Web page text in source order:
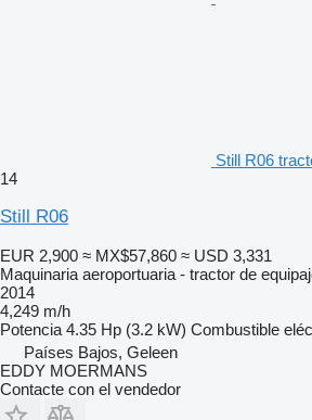
Still R06
14
Still R06
EUR 2,900 ≈ MX$57,860 ≈ USD 3,331
Maquinaria aeroportuaria - tractor de
2014
4,249 m/h
Potencia 4.35 Hp (3.2 kW) Combustible
Países Bajos, Geleen
EDDY MOERMANS
Contacte con el vendedor